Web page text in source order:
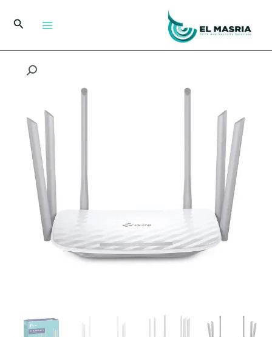
المحتوى
البحث